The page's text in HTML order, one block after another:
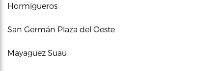
Hormigueros
San Germán Plaza del Oeste
Mayaguez Suau